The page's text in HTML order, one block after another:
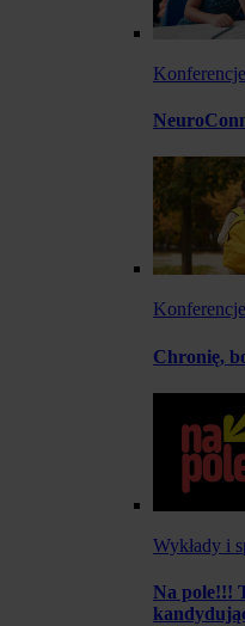
Konferencje
Konferencje
Chronię,
Wykłady i
Na pole!!!